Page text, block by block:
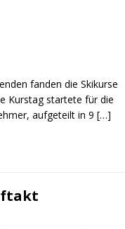
fanden die Skikurse
Kurstag startete für die
aufgeteilt in 9 […]